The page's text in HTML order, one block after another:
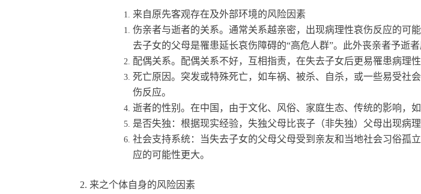
来自原先客观存在及外部环境的风险因素
伤亲者与逝者的关系。通常关系越亲密，出现病理性哀伤反应的可
去子女的父母是罹患延长哀伤障碍的“高危人群”。此外丧亲者予逝
配偶关系。配偶关系不好，互相指责，在失去子女后更易罹患病理
死亡原因。突发或特殊死亡，如车祸、被杀、自杀，或一些易受社
伤反应。
逝者的性别。在中国，由于文化、风俗、家庭生态、传统的影响，
是否失独：根据现实经验，失独父母比丧子（非失独）父母出现病
社会支持系统：当失去子女的父母父母受到亲友和当地社会习俗孤
应的可能性更大。
2. 来之个体自身的风险因素